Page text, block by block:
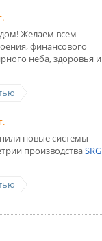
Желаем всем
финансового
неба, здоровья и
новые системы
производстваSRG